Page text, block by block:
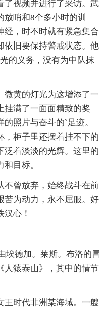
了视频并进行了采访。武
哨和8个多小时的训
经，时不时就有紧急集合
依旧要保持警戒状态。他
的义务，没有为中队抹
微黄的灯光为这增添了一
挂满了一面面精致的奖
照片与奋斗的`足迹。
，柜子里还摆着挂不下的
泛着淡淡的光辉。这里的
目标。
不曾放弃，始终战斗在前
苦为动力，永不屈服。好
心！
埃德加。莱斯。布洛的冒
人猿泰山》，其中的情节
王时代非洲某海域。一艘